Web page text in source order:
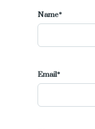
Name*
Email*